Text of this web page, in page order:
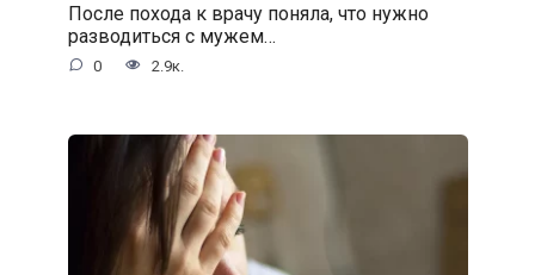
После похода к врачу поняла, что нужно
разводиться с мужем…
0 2.9к.